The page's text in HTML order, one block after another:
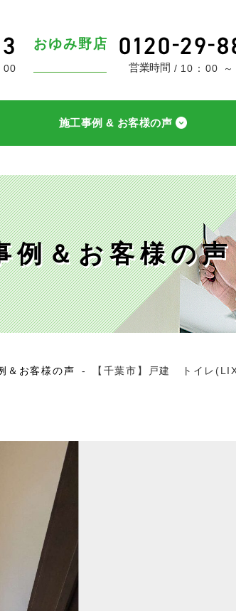
00
おゆみ野店
営業時間 10：00
施工事例 & お客様の声
例＆お客様の声
＆お客様の声 - 【千葉市】戸建 トイレ